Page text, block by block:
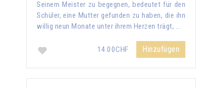
Seinem Meister zu begegnen, bedeutet für den
Schüler, eine Mutter gefunden zu haben, die ihn
willig neun Monate unter ihrem Herzen trägt, …
14.00CHF Hinzufügen